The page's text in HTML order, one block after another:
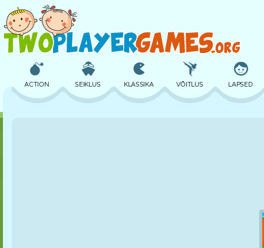
ACTION SEIKLUS KLASSIKA VÕITLUS LAPSED